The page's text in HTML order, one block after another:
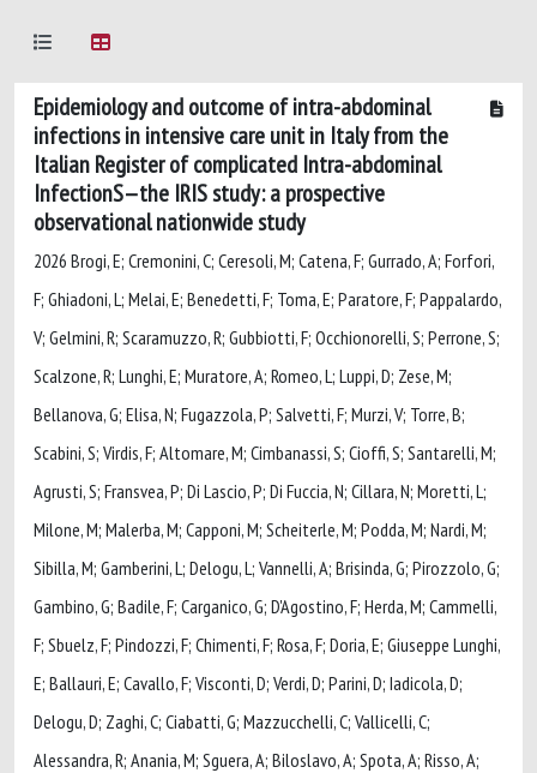
Epidemiology and outcome of intra-abdominal
infections in intensive care unit in Italy from the
Italian Register of complicated Intra-abdominal
InfectionS—the IRIS study: a prospective
observational nationwide study
2026 Brogi, E; Cremonini, C; Ceresoli, M; Catena, F; Gurrado, A; Forfori,
F; Ghiadoni, L; Melai, E; Benedetti, F; Toma, E; Paratore, F; Pappalardo,
V; Gelmini, R; Scaramuzzo, R; Gubbiotti, F; Occhionorelli, S; Perrone, S;
Scalzone, R; Lunghi, E; Muratore, A; Romeo, L; Luppi, D; Zese, M;
Bellanova, G; Elisa, N; Fugazzola, P; Salvetti, F; Murzi, V; Torre, B;
Scabini, S; Virdis, F; Altomare, M; Cimbanassi, S; Cioffi, S; Santarelli, M;
Agrusti, S; Fransvea, P; Di Lascio, P; Di Fuccia, N; Cillara, N; Moretti, L;
Milone, M; Malerba, M; Capponi, M; Scheiterle, M; Podda, M; Nardi, M;
Sibilla, M; Gamberini, L; Delogu, L; Vannelli, A; Brisinda, G; Pirozzolo, G;
Gambino, G; Badile, F; Carganico, G; D'Agostino, F; Herda, M; Cammelli,
F; Sbuelz, F; Pindozzi, F; Chimenti, F; Rosa, F; Doria, E; Giuseppe Lunghi,
E; Ballauri, E; Cavallo, F; Visconti, D; Verdi, D; Parini, D; Iadicola, D;
Delogu, D; Zaghi, C; Ciabatti, G; Mazzucchelli, C; Vallicelli, C;
Alessandra, R; Anania, M; Sguera, A; Biloslavo, A; Spota, A; Risso, A;